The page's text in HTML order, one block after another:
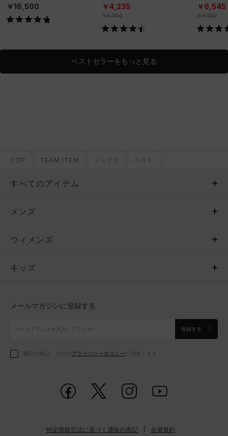
ー（トレーニング/MEN）
￥16,500
MEN）
￥4,235
￥6,050
ニング/
￥6,545
￥9,350
ベストセラーをもっと見る
TOP TEAM ITEM トップス ベスト
すべてのアイテム
メンズ
ウィメンズ
キッズ
アクセサリー
メンズ
トップス
ボトムス
アクセサリー
ウィメンズ
トップス
シューズ
アクセサリー
キッズ
シューズ
メールマガジンに登録する
登録する
購読の際は、当社の プライバシーポリシー に同意します。
特定商取引法に基づく通販の表記 会員規約